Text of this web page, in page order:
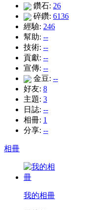
鑽石: 26
碎鑽: 6136
經驗: 246
幫助: --
技術: --
貢獻: --
宣傳: --
金豆: --
好友: 8
主題: 3
日誌: --
相冊: 1
分享: --
相冊
我的相冊